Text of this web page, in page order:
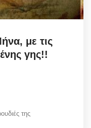
με τις
γης!!
της